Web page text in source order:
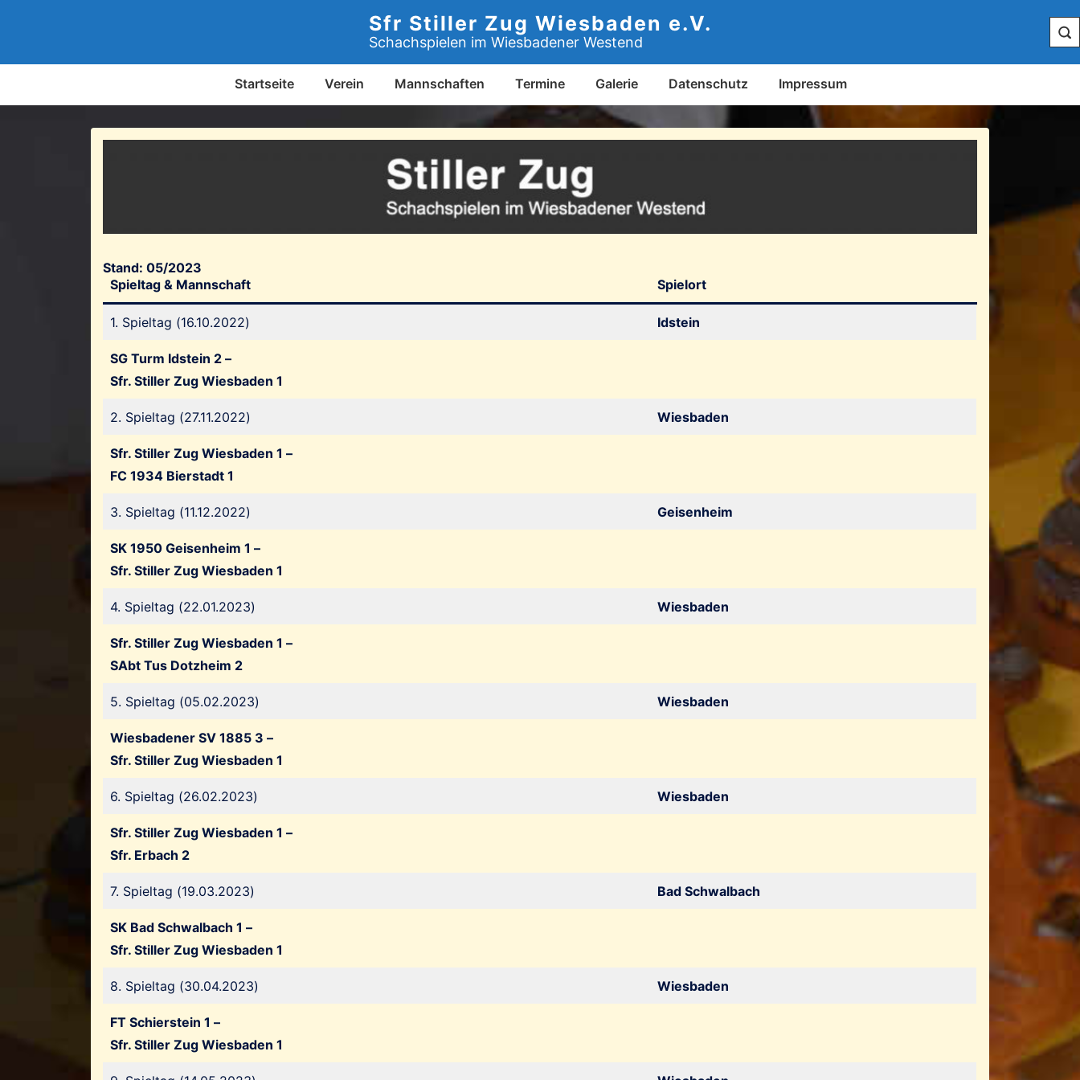
Sfr Stiller Zug Wiesbaden e.V.
Schachspielen im Wiesbadener Westend
Hauptnavigation
Startseite Verein Mannschaften Termine Galerie Datenschutz Impressum
Stand: 05/2023
Spieltag & Mannschaft
Spielort
1. Spieltag (16.10.2022) Idstein
SG Turm Idstein 2 –
Sfr. Stiller Zug Wiesbaden 1
2. Spieltag (27.11.2022) Wiesbaden
Sfr. Stiller Zug Wiesbaden 1 –
FC 1934 Bierstadt 1
3. Spieltag (11.12.2022) Geisenheim
SK 1950 Geisenheim 1 –
Sfr. Stiller Zug Wiesbaden 1
4. Spieltag (22.01.2023) Wiesbaden
Sfr. Stiller Zug Wiesbaden 1 –
SAbt Tus Dotzheim 2
5. Spieltag (05.02.2023) Wiesbaden
Wiesbadener SV 1885 3 –
Sfr. Stiller Zug Wiesbaden 1
6. Spieltag (26.02.2023) Wiesbaden
Sfr. Stiller Zug Wiesbaden 1 –
Sfr. Erbach 2
7. Spieltag (19.03.2023) Bad Schwalbach
SK Bad Schwalbach 1 –
Sfr. Stiller Zug Wiesbaden 1
8. Spieltag (30.04.2023) Wiesbaden
FT Schierstein 1 –
Sfr. Stiller Zug Wiesbaden 1